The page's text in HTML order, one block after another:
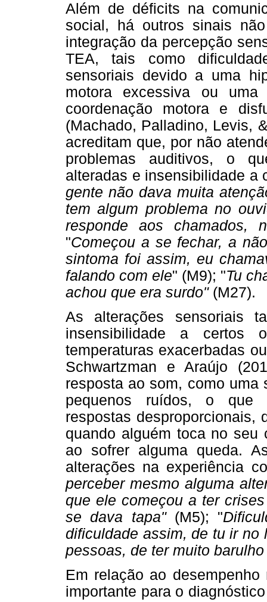
Além de déficits na
social, há outros sinais
integração da percepção
TEA, tais como
sensoriais devido a uma
motora excessiva ou uma
coordenação motora e
(Machado, Palladino, Levis,
acreditam que, por não
problemas auditivos, o
alteradas e insensibilidade a
gente não dava muita
tem algum problema no
responde aos chamados,
"Começou a se fechar, a
sintoma foi assim, eu
falando com ele" (M9); "Tu
achou que era surdo" (M27).
As alterações sensoriais
insensibilidade a certos
temperaturas exacerbadas
Schwartzman e Araújo
resposta ao som, como uma
pequenos ruídos, o que
respostas desproporcionais,
quando alguém toca no
ao sofrer alguma queda.
alterações na experiência
perceber mesmo alguma
que ele começou a ter crises
se dava tapa"(M5); "
dificuldade assim, de tu ir no
pessoas, de ter muito
Em relação ao
importante para o